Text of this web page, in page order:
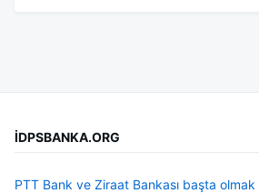
İDPSBANKA.ORG
PTT Bank ve Ziraat Bankası başta olmak